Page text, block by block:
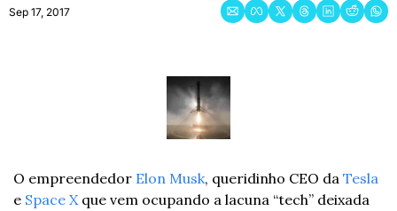
Sep 17, 2017
O empreendedor Elon Musk, queridinho CEO da
e Space X que vem ocupando a lacuna “tech” deixada